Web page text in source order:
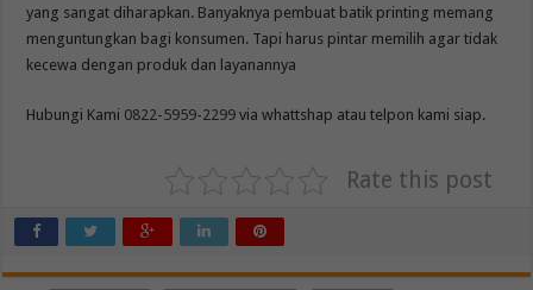
yang sangat diharapkan. Banyaknya pembuat batik printing memang
menguntungkan bagi konsumen. Tapi harus pintar memilih agar tidak
kecewa dengan produk dan layanannya
Hubungi Kami 0822-5959-2299 via whattshap atau telpon kami siap.
Rate this post